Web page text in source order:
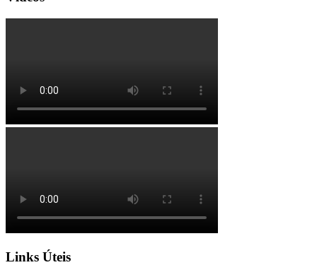
Links Úteis